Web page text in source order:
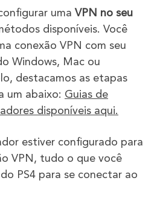
uma VPN no seu
disponíveis. Você
conexão VPN com seu
Windows, Mac ou
destacamos as etapas
um abaixo: Guias de
disponíveis aqui.
estiver configurado para
VPN, tudo o que você
PS4 para se conectar ao